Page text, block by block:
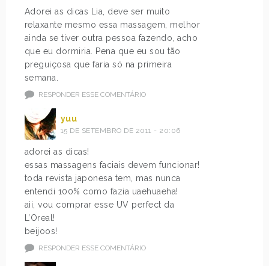
Adorei as dicas Lia, deve ser muito
relaxante mesmo essa massagem, melhor
ainda se tiver outra pessoa fazendo, acho
que eu dormiria. Pena que eu sou tão
preguiçosa que faria só na primeira
semana.
RESPONDER ESSE COMENTÁRIO
yuu
15 DE SETEMBRO DE 2011 - 20:06
adorei as dicas!
essas massagens faciais devem funcionar!
toda revista japonesa tem, mas nunca
entendi 100% como fazia uaehuaeha!
aii, vou comprar esse UV perfect da
L’Oreal!
beijoos!
RESPONDER ESSE COMENTÁRIO